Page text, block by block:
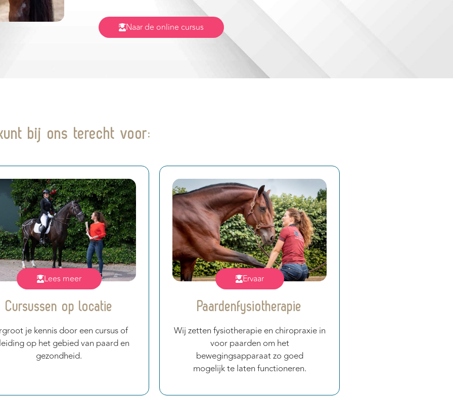
Naar de online cursus
bij ons terecht voor:
Lees meer
Cursussen op locatie
je kennis door een cursus of
op het gebied van paard en
gezondheid.
Ervaar
Paardenfysiotherapie
Wij zetten fysiotherapie en chiropraxie in
voor paarden om het
bewegingsapparaat zo goed
mogelijk te laten functioneren.